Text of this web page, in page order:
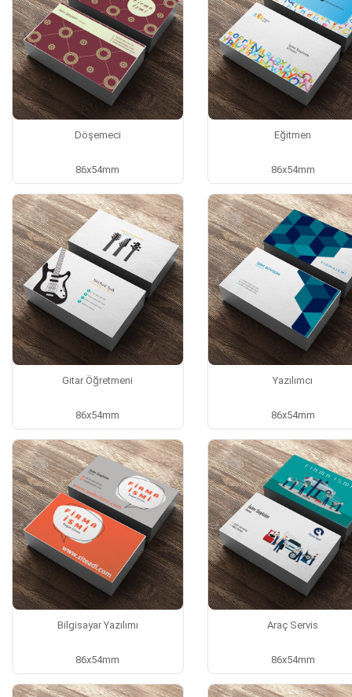
Döşemeci
86x54mm
Eğitmen
86x54mm
Gitar Öğretmeni
86x54mm
Yazılımcı
86x54mm
Bilgisayar Yazılımı
86x54mm
Araç Servis
86x54mm